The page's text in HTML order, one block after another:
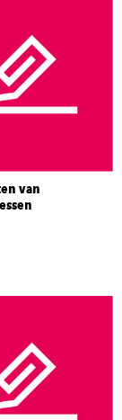
van